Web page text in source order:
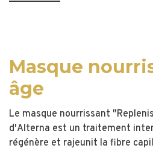
Masque
âge
Le masque nourrissant
d'Alterna est un traitement
régénère et rajeunit la fibre